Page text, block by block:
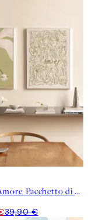
Blooming Amore Pacchetto di Poster
39,90 €